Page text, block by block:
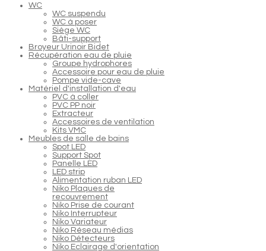
WC
WC suspendu
WC à poser
Siège WC
Bâti-support
Broyeur Urinoir Bidet
Récupération eau de pluie
Groupe hydrophores
Accessoire pour eau de pluie
Pompe vide-cave
Matériel d'installation d'eau
PVC à coller
PVC PP noir
Extracteur
Accessoires de ventilation
Kits VMC
Meubles de salle de bains
Spot LED
Support Spot
Panelle LED
LED strip
Alimentation ruban LED
Niko Plaques de
recouvrement
Niko Prise de courant
Niko Interrupteur
Niko Variateur
Niko Réseau médias
Niko Détecteurs
Niko Eclairage d'orientation